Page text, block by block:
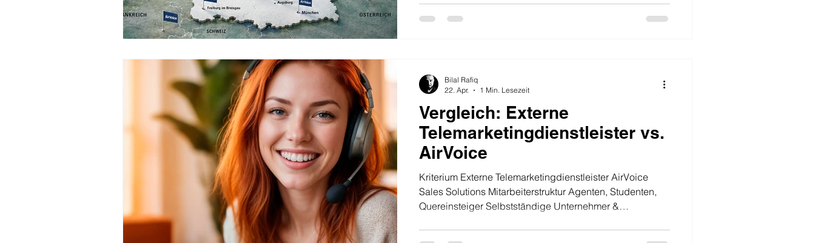
Deutschland – für Sie im Einsatz Unsere Partner und
Vergleich: Externe
Telemarketingdienstleister vs.
AirVoice
Kriterium Externe Telemarketingdienstleister AirVoice
Sales Solutions Mitarbeiterstruktur Agenten, Studenten,
Quereinsteiger Selbstständige Unternehmer &
Bilal Rafiq
22. Apr.
1 Min. Lesezeit